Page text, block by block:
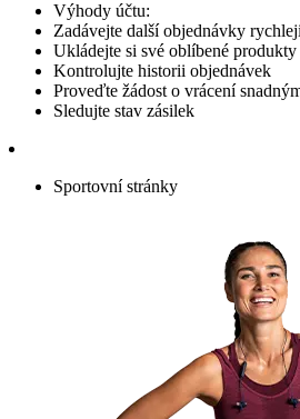
Výhody účtu:
Zadávejte další objednávky rychleji
Ukládejte si své oblíbené produkty
Kontrolujte historii objednávek
Proveďte žádost o vrácení
Sledujte stav zásilek
Sportovní stránky